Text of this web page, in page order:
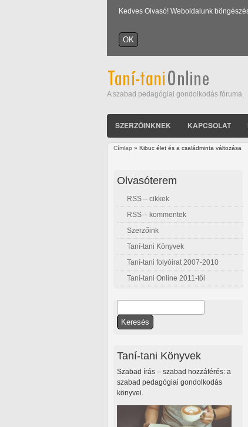
Kedves Olvasó! Weboldalunk
A szabad pedagógiai gondolkodás fóruma
SZERZŐINKNEK KAPCSOLAT
Címlap » Kibuc élet és a családminta változása
Olvasóterem
RSS – cikkek
RSS – kommentek
Szerzőink
Taní-tani Könyvek
Taní-tani folyóirat 2007-2010
Taní-tani Online 2011-től
Keresés űrlap
Taní-tani Könyvek
Szabad írás – szabad hozzáférés: a
szabad pedagógiai gondolkodás
könyvei.